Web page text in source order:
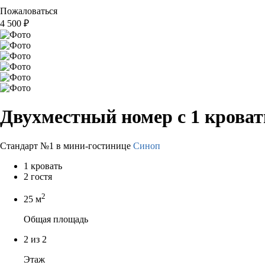
Пожаловаться
4 500 ₽
Двухместный номер с 1
Стандарт №1 в мини-гостинице Синоп
1 кровать
2 гостя
25 м2
Общая площадь
2 из 2
Этаж